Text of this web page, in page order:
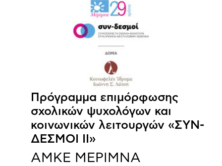
Πρόγραμμα επιμόρφωσης
σχολικών ψυχολόγων και
κοινωνικών λειτουργών «ΣΥΝ-
ΔΕΣΜΟΙ ΙΙ»
ΑΜΚΕ ΜΕΡΙΜΝΑ